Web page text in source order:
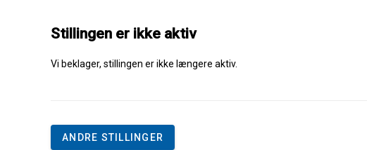
Stillingen er ikke aktiv
Vi beklager, stillingen er ikke længere aktiv.
ANDRE STILLINGER